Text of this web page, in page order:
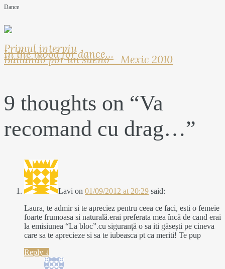
Dance
Primul interviu
In the mood for dance…
Bailando por un sueno – Mexic 2010
9 thoughts on “Va
recomand cu drag…”
Lavi on 01/09/2012 at 20:29 said:
Laura, te admir si te apreciez pentru ceea ce faci, esti o femeie
foarte frumoasa si naturală.erai preferata mea încă de cand erai
la emisiunea “La bloc”.cu siguranță o sa iti găsești pe cineva
care sa te aprecieze si sa te iubeasca pt ca meriti! Te pup
Reply ↓